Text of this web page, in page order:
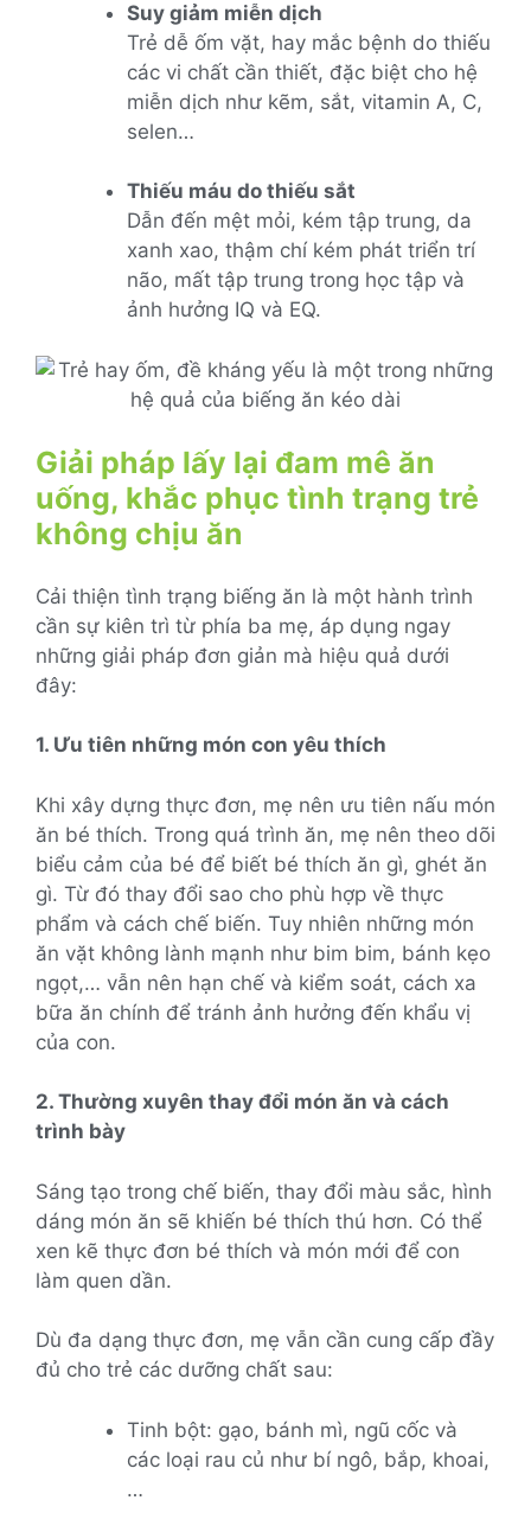
Suy giảm miễn dịch
Trẻ dễ ốm vặt, hay mắc bệnh do thiếu
các vi chất cần thiết, đặc biệt cho hệ
miễn dịch như kẽm, sắt, vitamin A, C,
selen…
Thiếu máu do thiếu sắt
Dẫn đến mệt mỏi, kém tập trung, da
xanh xao, thậm chí kém phát triển trí
não, mất tập trung trong học tập và
ảnh hưởng IQ và EQ.
Giải pháp lấy lại đam mê ăn
uống, khắc phục tình trạng trẻ
không chịu ăn
Cải thiện tình trạng biếng ăn là một hành trình
cần sự kiên trì từ phía ba mẹ, áp dụng ngay
những giải pháp đơn giản mà hiệu quả dưới
đây:
1. Ưu tiên những món con yêu thích
Khi xây dựng thực đơn, mẹ nên ưu tiên nấu món
ăn bé thích. Trong quá trình ăn, mẹ nên theo dõi
biểu cảm của bé để biết bé thích ăn gì, ghét ăn
gì. Từ đó thay đổi sao cho phù hợp về thực
phẩm và cách chế biến. Tuy nhiên những món
ăn vặt không lành mạnh như bim bim, bánh kẹo
ngọt,… vẫn nên hạn chế và kiểm soát, cách xa
bữa ăn chính để tránh ảnh hưởng đến khẩu vị
của con.
2. Thường xuyên thay đổi món ăn và cách
trình bày
Sáng tạo trong chế biến, thay đổi màu sắc, hình
dáng món ăn sẽ khiến bé thích thú hơn. Có thể
xen kẽ thực đơn bé thích và món mới để con
làm quen dần.
Dù đa dạng thực đơn, mẹ vẫn cần cung cấp đầy
đủ cho trẻ các dưỡng chất sau:
Tinh bột: gạo, bánh mì, ngũ cốc và
các loại rau củ như bí ngô, bắp, khoai,
…